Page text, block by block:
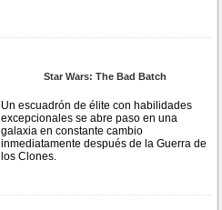
Star Wars: The Bad Batch
Un escuadrón de élite con habilidades
excepcionales se abre paso en una
galaxia en constante cambio
inmediatamente después de la Guerra de
los Clones.